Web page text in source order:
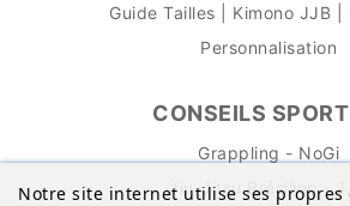
Guide Tailles | Kimono JJB |
Personnalisation
CONSEILS
Grappling - NoGi
Jiu-Jitsu Brésilien -
Notre site internet utilise ses propres